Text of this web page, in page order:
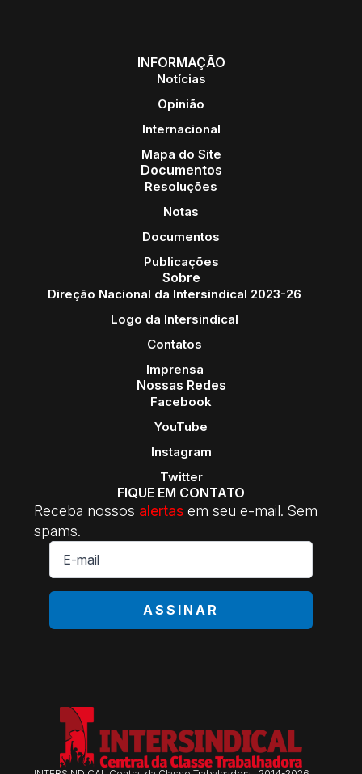
INFORMAÇÃO
Notícias
Opinião
Internacional
Mapa do Site
Documentos
Resoluções
Notas
Documentos
Publicações
Sobre
Direção Nacional da Intersindical 2023-26
Logo da Intersindical
Contatos
Imprensa
Nossas Redes
Facebook
YouTube
Instagram
Twitter
FIQUE EM CONTATO
Receba nossos alertas em seu e-mail. Sem
spams.
E-
mail
ASSINAR